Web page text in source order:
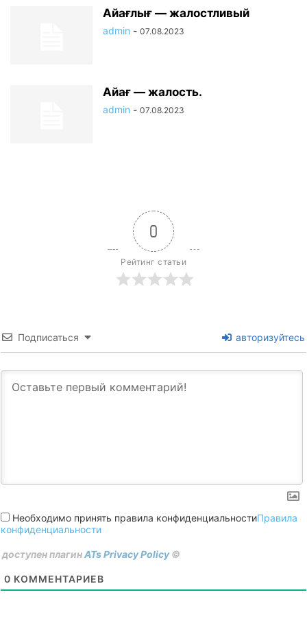
Айағлығ — жалостливый
admin - 07.08.2023
Айағ — жалость.
admin - 07.08.2023
0
Рейтинг статьи
Подписаться авторизуйтесь
Необходимо принять правила конфиденциальностиПравила
конфиденциальности
доступен плагинATs Privacy Policy©
0 КОММЕНТАРИЕВ